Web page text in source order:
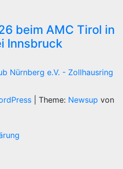
beim AMC Tirol in
Innsbruck
Nürnberg e.V. - Zollhausring
Theme: Newsup von